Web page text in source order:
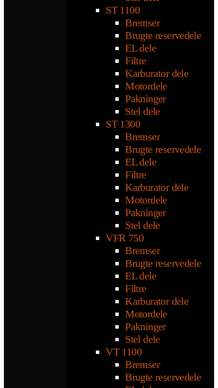
ST 1100
Bremser
Brugte reservedele
EL dele
Filtre
Karburator dele
Motordele
Pakninger
Stel dele
ST 1300
Bremser
Brugte reservedele
EL dele
Filtre
Karburator dele
Motordele
Pakninger
Stel dele
VFR 750
Bremser
Brugte reservedele
EL dele
Filtre
Karburator dele
Motordele
Pakninger
Stel dele
VT 1100
Bremser
Brugte reservedele